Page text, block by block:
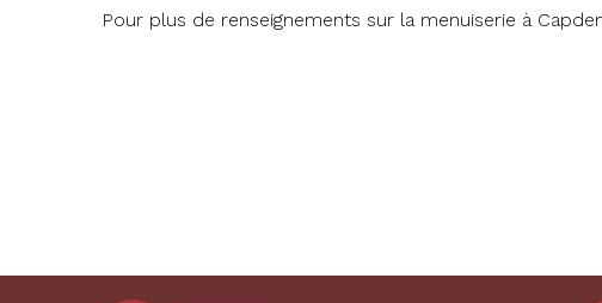
Pour plus de renseignements sur la menuiserie à